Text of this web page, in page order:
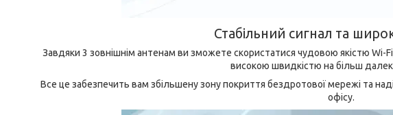
Стабільний сигнал та
Завдяки 3 зовнішнім антенам ви зможете скористатися чудовою якістю Wi-
високою швидкістю на більш
Все це забезпечить вам збільшену зону покриття бездротової мережі та
офісу.